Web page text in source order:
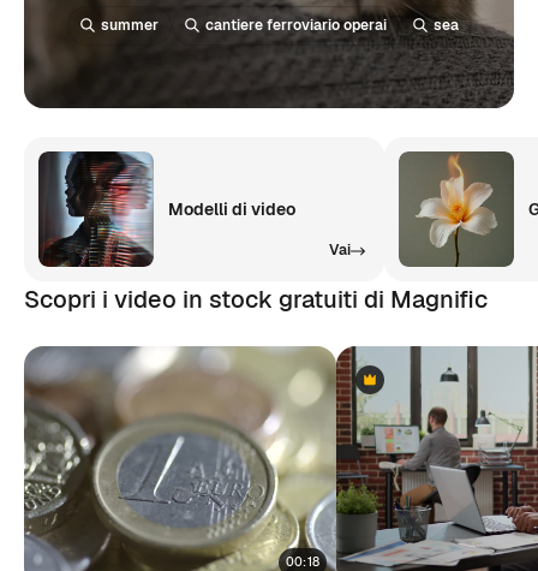
summer cantiere ferroviario operai sea
Modelli di video
Vai
Scopri i video in stock gratuiti di Magnific
00:18
Premium
Premium